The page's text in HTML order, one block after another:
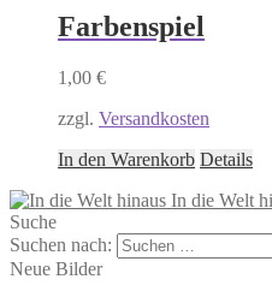
Farbenspiel
1,00 €
zzgl. Versandkosten
In den Warenkorb Details
In die Welt
Suche
Suchen nach:
Neue Bilder